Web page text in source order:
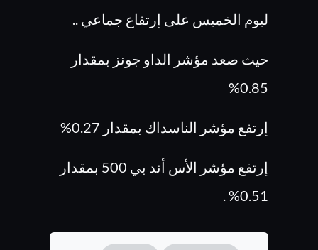
ليوم الخميس على إرتفاع جماعي ..
حيث صعد مؤشر الداو جونز بمقدار
0.85%
إرتفع مؤشر الناسداك بمقدار 0.27%
إرتفع مؤشر الأس أند بي 500 بمقدار
0.51% .